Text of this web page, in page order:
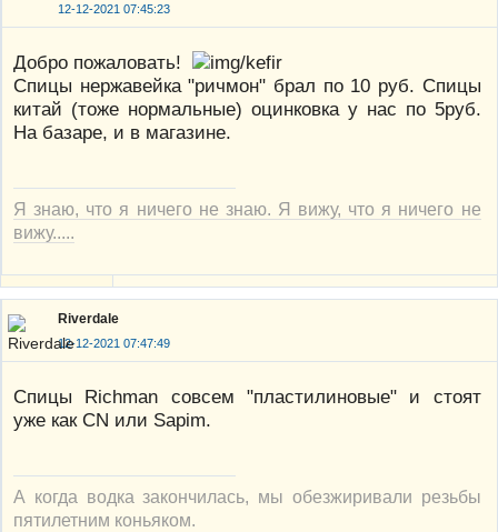
12-12-2021 07:45:23
Добро пожаловать!
Спицы нержавейка "ричмон" брал по 10 руб. Спицы
китай (тоже нормальные) оцинковка у нас по 5руб.
На базаре, и в магазине.
Я знаю, что я ничего не знаю. Я вижу, что я ничего не
вижу.....
Riverdale
12-12-2021 07:47:49
Спицы Richman совсем "пластилиновые" и стоят
уже как CN или Sapim.
А когда водка закончилась, мы обезжиривали резьбы
пятилетним коньяком.